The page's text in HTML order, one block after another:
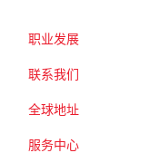
职业发展
联系我们
全球地址
服务中心